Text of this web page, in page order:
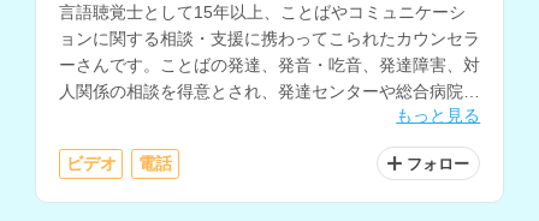
言語聴覚士として15年以上、ことばやコミュニケーシ
ョンに関する相談・支援に携わってこられたカウンセラ
ーさんです。ことばの発達、発音・吃音、発達障害、対
人関係の相談を得意とされ、発達センターや総合病院な
どで、子どもから大人まで様々なコミュニケーションの
もっと見る
ビデオ 電話 フォロー